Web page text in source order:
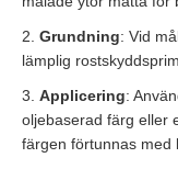
2. Grundning: Vid
lämplig
3. Applicering:
oljebaserad färg eller
färgen förtunnas med